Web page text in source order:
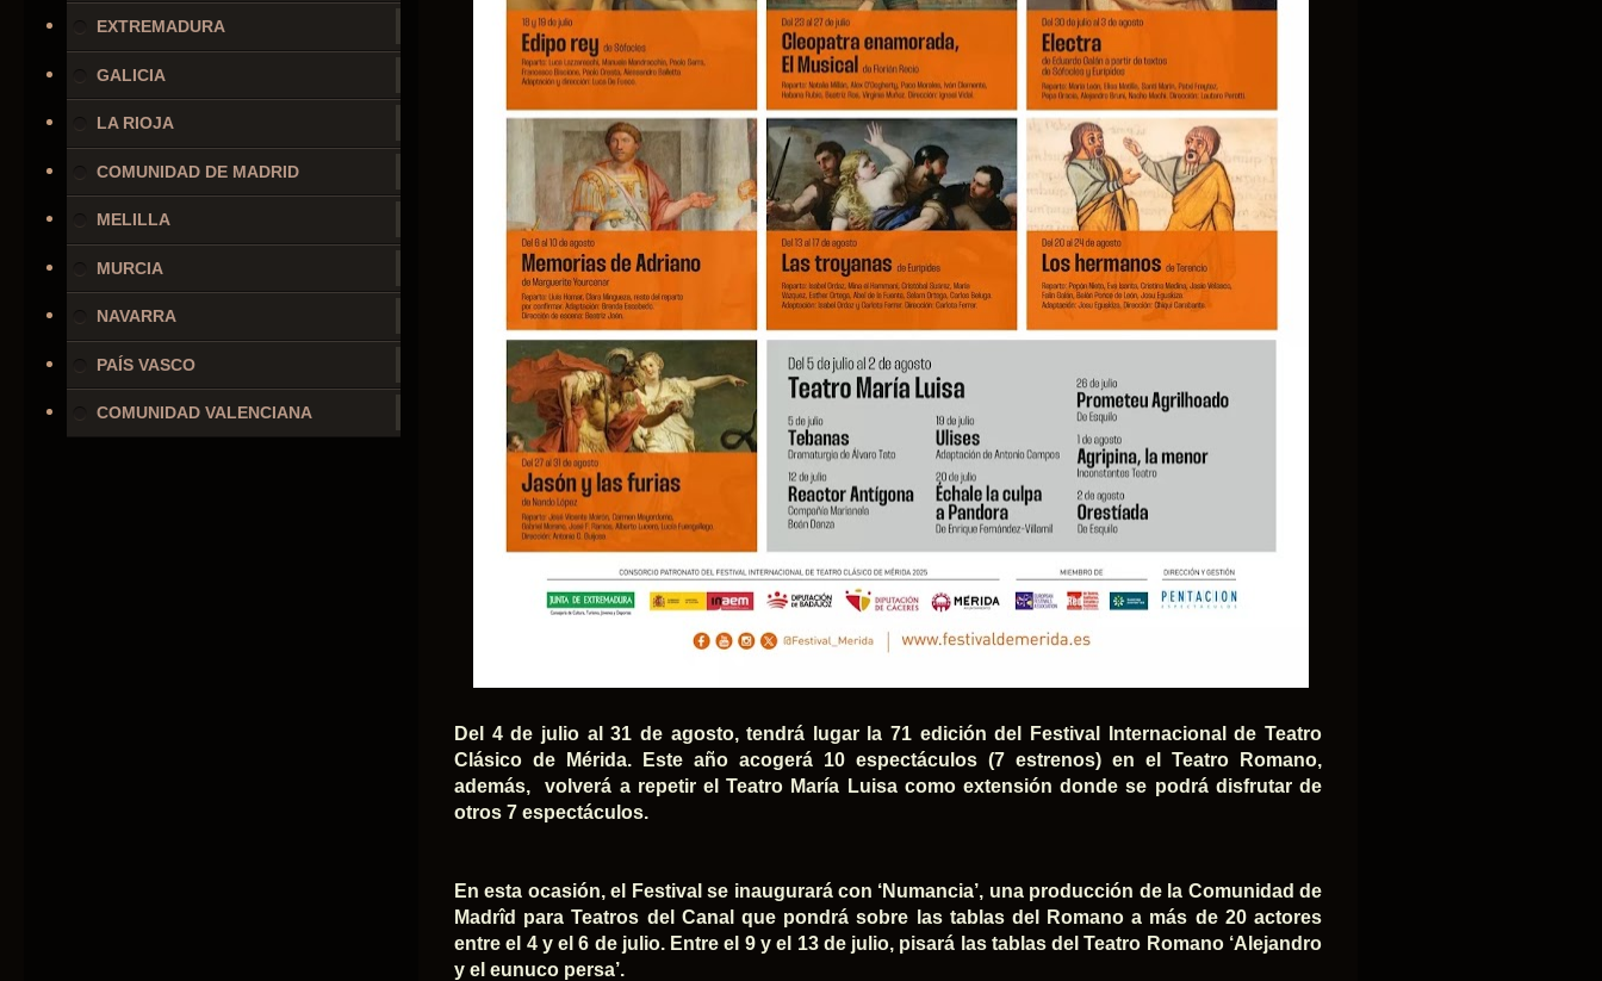
Del 4 de julio al 31 de agosto, tendrá lugar la 71 edición del Festival Internacional de Teatro
Clásico de Mérida. Este año acogerá 10 espectáculos (7 estrenos) en el Teatro Romano,
además, volverá a repetir el Teatro María Luisa como extensión donde se podrá disfrutar de
otros 7 espectáculos.
En esta ocasión, el Festival se inaugurará con ‘Numancia’, una producción de la Comunidad de
Madrîd para Teatros del Canal que pondrá sobre las tablas del Romano a más de 20 actores
entre el 4 y el 6 de julio. Entre el 9 y el 13 de julio, pisará las tablas del Teatro Romano ‘Alejandro
y el eunuco persa’.
EXTREMADURA
GALICIA
LA RIOJA
COMUNIDAD DE MADRID
MELILLA
MURCIA
NAVARRA
PAÍS VASCO
COMUNIDAD VALENCIANA